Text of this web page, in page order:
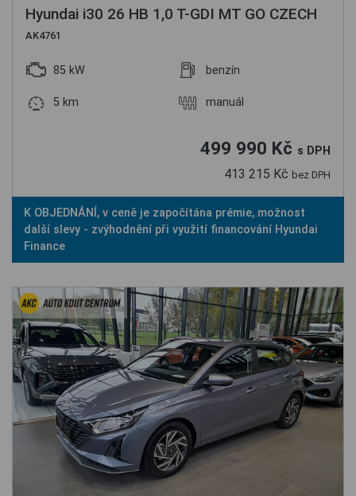
Hyundai i30 26 HB 1,0 T-GDI MT GO CZECH
AK4761
85 kW benzín
5 km manuál
499 990 Kč s DPH
413 215 Kč bez DPH
K OBJEDNÁNÍ, v ceně je započítána prémie, možnost
další slevy - zvýhodnění při využití financování Hyundai
Finance